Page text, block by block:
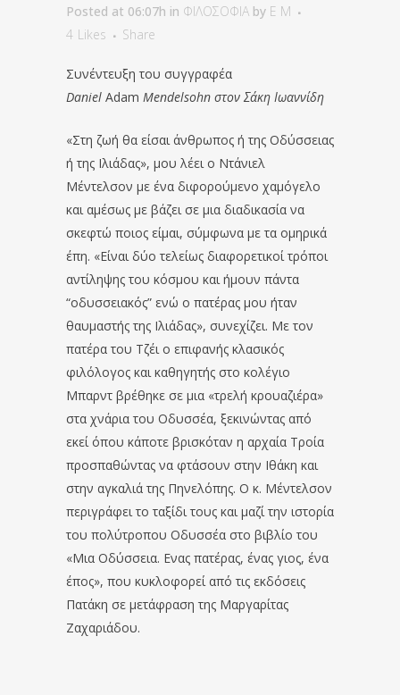
Posted at 06:07h in ΦΙΛΟΣΟΦΙΑ by E M
4 Likes Share
Συνέντευξη του συγγραφέα
Daniel Adam Mendelsohn στον Σάκη Ιωαννίδη
«Στη ζωή θα είσαι άνθρωπος ή της Οδύσσειας
ή της Ιλιάδας», μου λέει ο Ντάνιελ
Μέντελσον με ένα διφορούμενο χαμόγελο
και αμέσως με βάζει σε μια διαδικασία να
σκεφτώ ποιος είμαι, σύμφωνα με τα ομηρικά
έπη. «Είναι δύο τελείως διαφορετικοί τρόποι
αντίληψης του κόσμου και ήμουν πάντα
“οδυσσειακός” ενώ ο πατέρας μου ήταν
θαυμαστής της Ιλιάδας», συνεχίζει. Με τον
πατέρα του Τζέι ο επιφανής κλασικός
φιλόλογος και καθηγητής στο κολέγιο
Μπαρντ βρέθηκε σε μια «τρελή κρουαζιέρα»
στα χνάρια του Οδυσσέα, ξεκινώντας από
εκεί όπου κάποτε βρισκόταν η αρχαία Τροία
προσπαθώντας να φτάσουν στην Ιθάκη και
στην αγκαλιά της Πηνελόπης. Ο κ. Μέντελσον
περιγράφει το ταξίδι τους και μαζί την ιστορία
του πολύτροπου Οδυσσέα στο βιβλίο του
«Μια Οδύσσεια. Ενας πατέρας, ένας γιος, ένα
έπος», που κυκλοφορεί από τις εκδόσεις
Πατάκη σε μετάφραση της Μαργαρίτας
Ζαχαριάδου.